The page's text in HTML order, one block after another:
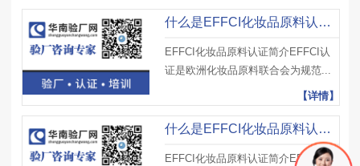
什么是EFFCI化妆品原料认证？认证机构有哪些？如何选择靠谱机构？
EFFCI化妆品原料认证简介EFFCI认
证是欧洲化妆品原料联合会为规范...
【详情】
什么是EFFCI化妆品原料认证？审核时重点考察哪些环节？如何优化？
EFFCI化妆品原料认证简介EFFCI认